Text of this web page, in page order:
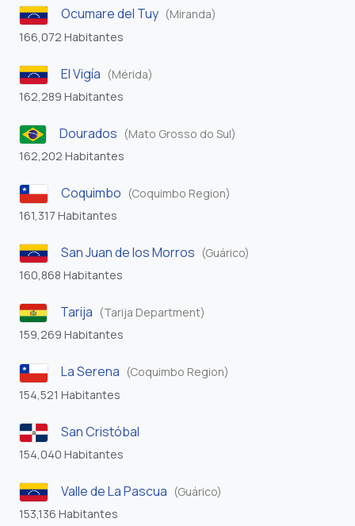
Ocumare del Tuy (Miranda)
166,072 Habitantes
El Vigía (Mérida)
162,289 Habitantes
Dourados (Mato Grosso do Sul)
162,202 Habitantes
Coquimbo (Coquimbo Region)
161,317 Habitantes
San Juan de los Morros (Guárico)
160,868 Habitantes
Tarija (Tarija Department)
159,269 Habitantes
La Serena (Coquimbo Region)
154,521 Habitantes
San Cristóbal
154,040 Habitantes
Valle de La Pascua (Guárico)
153,136 Habitantes